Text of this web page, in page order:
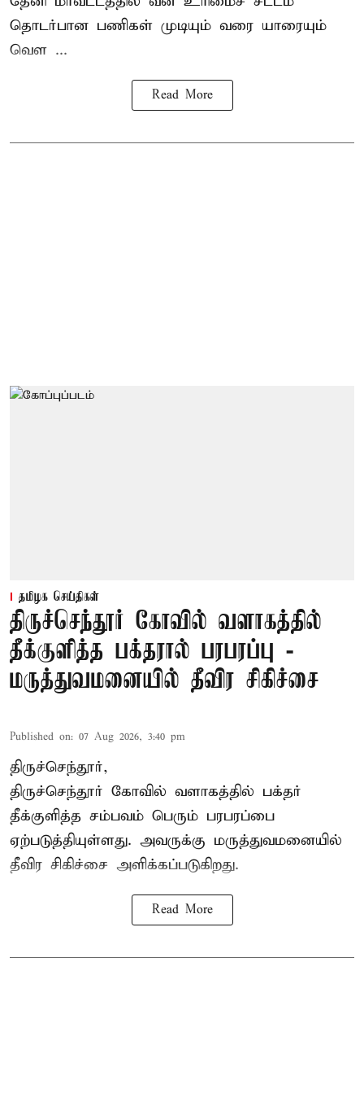
தொடர்பான பணிகள் முடியும் வரை யாரையும்
வெள ...
Read More
தமிழக செய்திகள்
திருச்செந்தூர் கோவில் வளாகத்தில்
தீக்குளித்த பக்தரால் பரபரப்பு -
மருத்துவமனையில் தீவிர சிகிச்சை
Published on: 07 Aug 2026, 3:40 pm
திருச்செந்தூர்,
திருச்செந்தூர் கோவில் வளாகத்தில் பக்தர்
தீக்குளித்த சம்பவம் பெரும் பரபரப்பை
ஏற்படுத்தியுள்ளது. அவருக்கு மருத்துவமனையில்
தீவிர சிகிச்சை அளிக்கப்படுகிறது.
Read More